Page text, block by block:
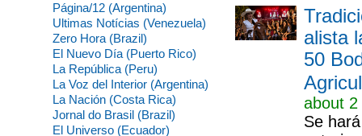
Página/12 (Argentina)
Ultimas Notícias (Venezuela)
Zero Hora (Brazil)
El Nuevo Día (Puerto Rico)
La República (Peru)
La Voz del Interior (Argentina)
La Nación (Costa Rica)
Jornal do Brasil (Brazil)
El Universo (Ecuador)
alista
50
about
Se